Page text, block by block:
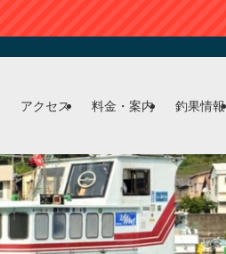
アクセス 料金・案内 釣果情報